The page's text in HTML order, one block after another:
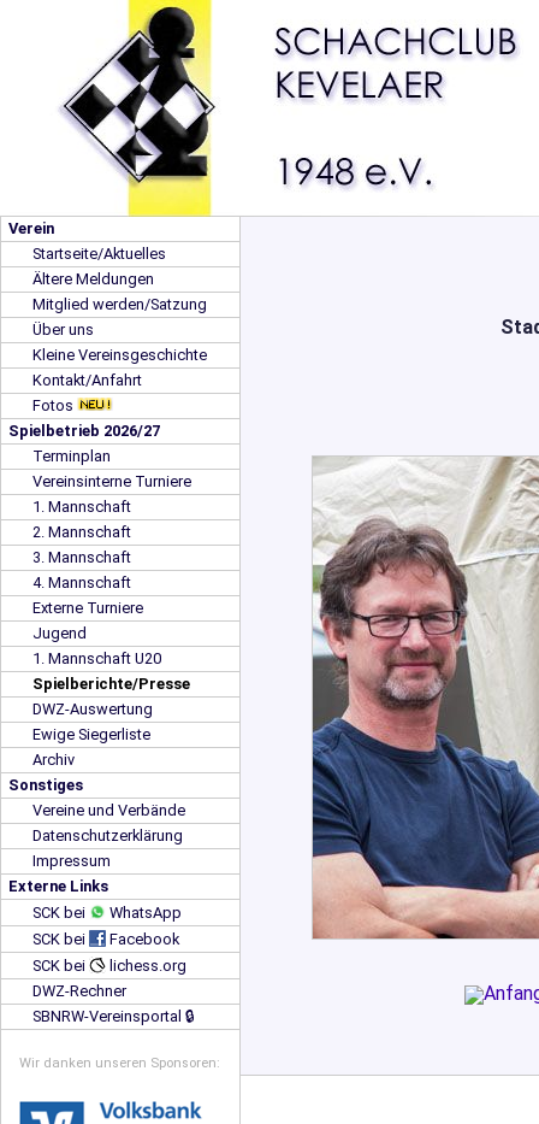
Verein
Startseite/Aktuelles
Ältere Meldungen
Mitglied werden/Satzung
Über uns
Kleine Vereinsgeschichte
Kontakt/Anfahrt
Fotos
Spielbetrieb 2026/27
Terminplan
Vereinsinterne Turniere
1. Mannschaft
2. Mannschaft
3. Mannschaft
4. Mannschaft
Externe Turniere
Jugend
1. Mannschaft U20
Spielberichte/Presse
DWZ-Auswertung
Ewige Siegerliste
Archiv
Sonstiges
Vereine und Verbände
Datenschutzerklärung
Impressum
Externe Links
SCK bei
WhatsApp
SCK bei
Facebook
SCK bei
lichess.org
DWZ-Rechner
SBNRW-Vereinsportal 🔒
Wir danken unseren Sponsoren: